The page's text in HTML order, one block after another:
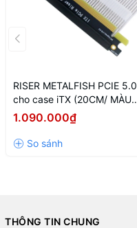
RISER METALFISH PCIE 5.0
cho case iTX (20CM/ MÀU
BẠC)
1.090.000₫
THÔNG TIN CHUNG